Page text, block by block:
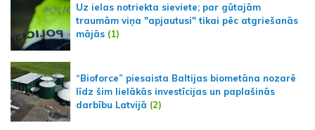
Uz ielas notriekta sieviete; par gūtajām
traumām viņa "apjautusi" tikai pēc atgriešanās
mājās (1)
“Bioforce” piesaista Baltijas biometāna nozarē
līdz šim lielākās investīcijas un paplašinās
darbību Latvijā (2)